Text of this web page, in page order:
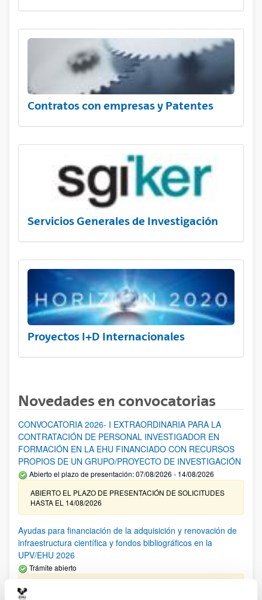
Contratos con empresas y Patentes
Servicios Generales de Investigación
Proyectos I+D Internacionales
Novedades en convocatorias
CONVOCATORIA 2026- I EXTRAORDINARIA PARA LA
CONTRATACIÓN DE PERSONAL INVESTIGADOR EN
FORMACIÓN EN LA EHU FINANCIADO CON RECURSOS
PROPIOS DE UN GRUPO/PROYECTO DE INVESTIGACIÓN
Abierto el plazo de presentación: 07/08/2026 - 14/08/2026
ABIERTO EL PLAZO DE PRESENTACIÓN DE SOLICITUDES
HASTA EL 14/08/2026
Ayudas para financiación de la adquisición y renovación de
infraestructura científica y fondos bibliográficos en la
UPV/EHU 2026
Trámite abierto